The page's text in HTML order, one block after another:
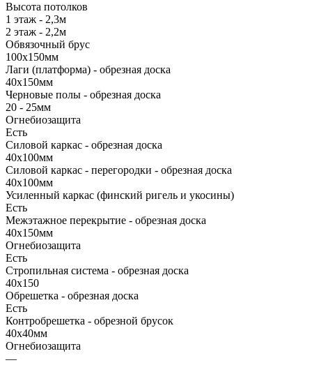
Высота потолков
1 этаж - 2,3м
2 этаж - 2,2м
Обвязочный брус
100х150мм
Лаги (платформа) - обрезная доска
40х150мм
Черновые полы - обрезная доска
20 - 25мм
Огнебиозащита
Есть
Силовой каркас - обрезная доска
40х100мм
Силовой каркас - перегородки - обрезная доска
40х100мм
Усиленный каркас (финский ригель и укосины)
Есть
Межэтажное перекрытие - обрезная доска
40х150мм
Огнебиозащита
Есть
Стропильная система - обрезная доска
40х150
Обрешетка - обрезная доска
Есть
Контробрешетка - обрезной брусок
40х40мм
Огнебиозащита
—